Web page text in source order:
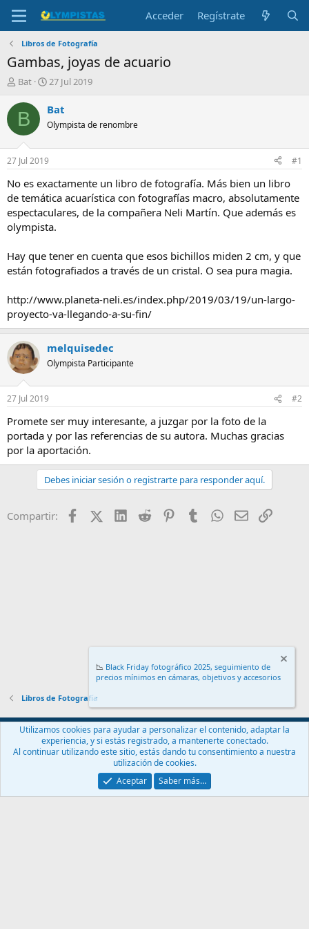
Acceder Regístrate
Libros de Fotografía
Gambas, joyas de acuario
I
i
c
a
d
o
r
d
e
l
t
m
a
Bat
F
c
a
i
n
i
c
i
o
27 Jul 2019
B Bat
Olympista de renombre
27 Jul 2019 #1
No es exactamente un libro de fotografía. Más bien un libro
de temática acuarística con fotografías macro, absolutamente
espectaculares, de la compañera Neli Martín. Que además es
olympista.
Hay que tener en cuenta que esos bichillos miden 2 cm, y que
están fotografiados a través de un cristal. O sea pura magia.
http://www.planeta-neli.es/index.php/2019/03/19/un-largo-
proyecto-va-llegando-a-su-fin/
melquisedec
Olympista Participante
27 Jul 2019 #2
Promete ser muy interesante, a juzgar por la foto de la
portada y por las referencias de su autora. Muchas gracias
por la aportación.
Debes iniciar sesión o registrarte para responder aquí.
Compartir: FacebookX (Twitter)
LinkedIn
Reddit PinterestTumblr WhatsApp
EmailEnlace
Libros de Fotografía
Español (ES)
Contáctanos
Términos y reglas Política de privacidad
Ayuda
Community platform by XenForo® © 2010-2024 XenForo Ltd.
📉 Black Friday fotográfico 2025, seguimiento de
precios mínimos en cámaras, objetivos y accesorios
.
Utilizamos cookies para ayudar a personalizar el contenido, adaptar la
experiencia, y si estás registrado, a mantenerte conectado.
Al continuar utilizando este sitio, estás dando tu consentimiento a nuestra
utilización de cookies.
Aceptar
Saber más…